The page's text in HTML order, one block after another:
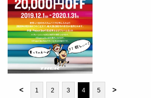
< 1 2 3 4 5 >